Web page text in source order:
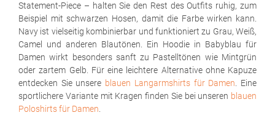
Statement-Piece – halten Sie den Rest des Outfits ruhig, zum
Beispiel mit schwarzen Hosen, damit die Farbe wirken kann.
Navy ist vielseitig kombinierbar und funktioniert zu Grau, Weiß,
Camel und anderen Blautönen. Ein Hoodie in Babyblau für
Damen wirkt besonders sanft zu Pastelltönen wie Mintgrün
oder zartem Gelb. Für eine leichtere Alternative ohne Kapuze
entdecken Sie unsere blauen Langarmshirts für Damen . Eine
sportlichere Variante mit Kragen finden Sie bei unseren blauen
Poloshirts für Damen